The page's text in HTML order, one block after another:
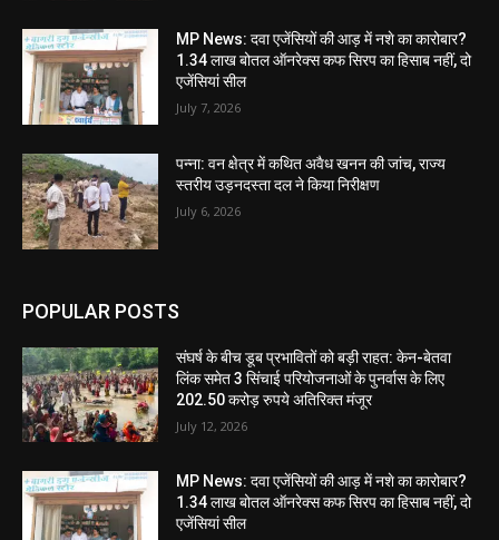
MP News: दवा एजेंसियों की आड़ में नशे का कारोबार?
1.34 लाख बोतल ऑनरेक्स कफ सिरप का हिसाब नहीं, दो
एजेंसियां सील
July 7, 2026
पन्ना: वन क्षेत्र में कथित अवैध खनन की जांच, राज्य
स्तरीय उड़नदस्ता दल ने किया निरीक्षण
July 6, 2026
POPULAR POSTS
संघर्ष के बीच डूब प्रभावितों को बड़ी राहत: केन-बेतवा
लिंक समेत 3 सिंचाई परियोजनाओं के पुनर्वास के लिए
202.50 करोड़ रुपये अतिरिक्त मंजूर
July 12, 2026
MP News: दवा एजेंसियों की आड़ में नशे का कारोबार?
1.34 लाख बोतल ऑनरेक्स कफ सिरप का हिसाब नहीं, दो
एजेंसियां सील